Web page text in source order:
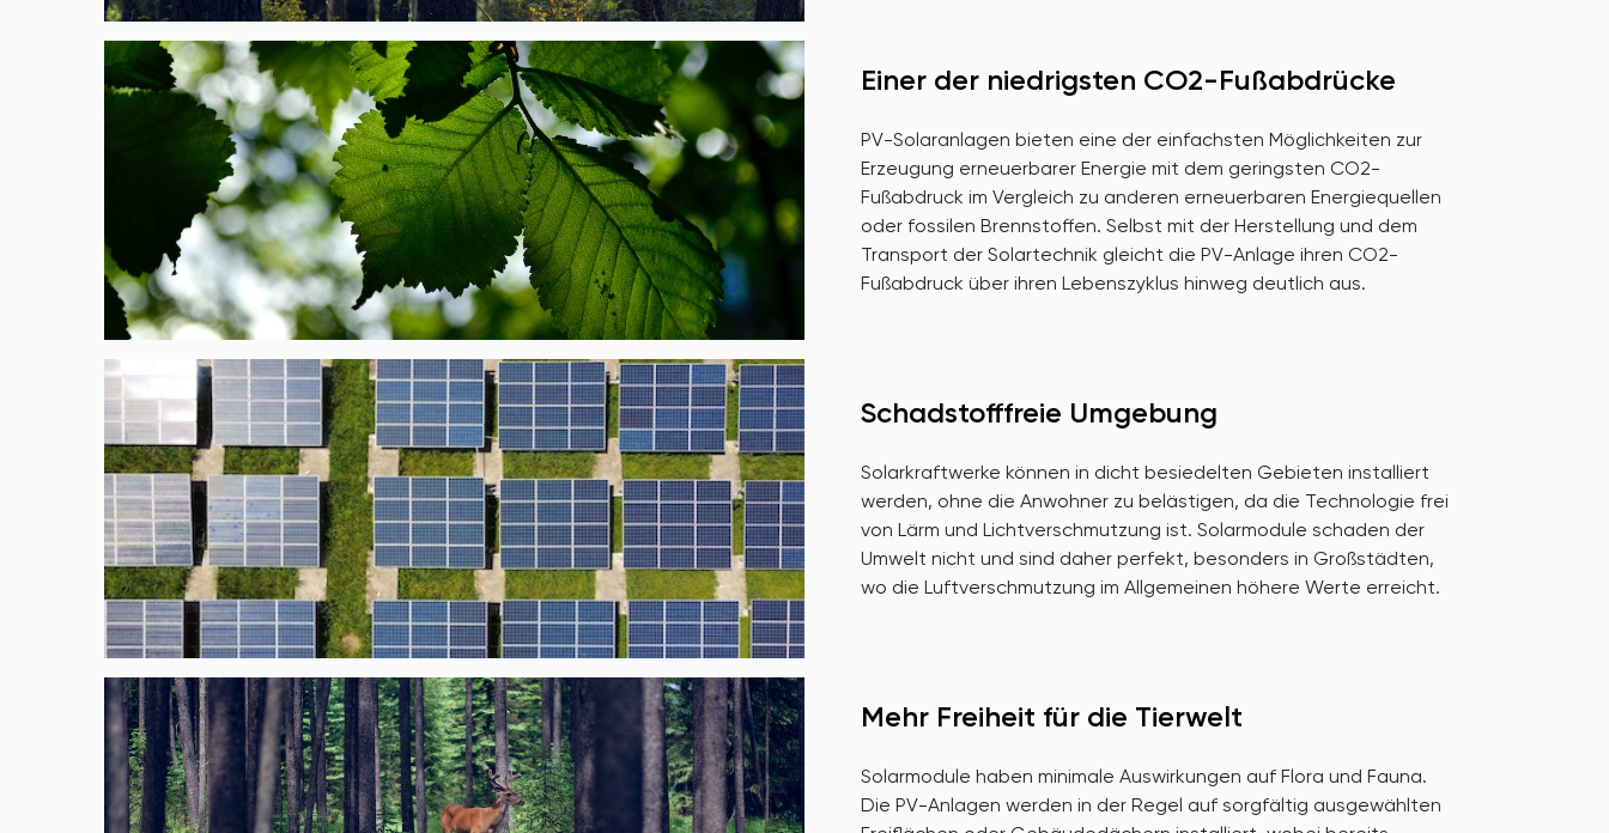
Einer der niedrigsten CO2-Fußabdrücke
PV-Solaranlagen bieten eine der einfachsten Möglichkeiten zur
Erzeugung erneuerbarer Energie mit dem geringsten CO2-
Fußabdruck im Vergleich zu anderen erneuerbaren Energiequellen
oder fossilen Brennstoffen. Selbst mit der Herstellung und dem
Transport der Solartechnik gleicht die PV-Anlage ihren CO2-
Fußabdruck über ihren Lebenszyklus hinweg deutlich aus.
Schadstofffreie Umgebung
Solarkraftwerke können in dicht besiedelten Gebieten installiert
werden, ohne die Anwohner zu belästigen, da die Technologie frei
von Lärm und Lichtverschmutzung ist. Solarmodule schaden der
Umwelt nicht und sind daher perfekt, besonders in Großstädten,
wo die Luftverschmutzung im Allgemeinen höhere Werte erreicht.
Mehr Freiheit für die Tierwelt
Solarmodule haben minimale Auswirkungen auf Flora und Fauna.
Die PV-Anlagen werden in der Regel auf sorgfältig ausgewählten